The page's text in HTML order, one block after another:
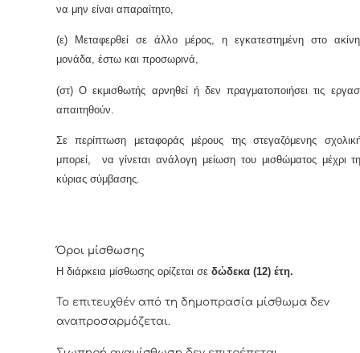
να μην είναι απαραίτητο,
(ε) Μεταφερθεί σε άλλο μέρος, η εγκατεστημένη στο
μονάδα, έστω και προσωρινά,
(στ) Ο εκμισθωτής αρνηθεί ή δεν πραγματοποιήσει τις
απαιτηθούν.
Σε περίπτωση μεταφοράς μέρους της στεγαζόμενης
μπορεί, να γίνεται ανάλογη μείωση του μισθώματος μέχρι
κύριας σύμβασης.
Όροι μίσθωσης
Η διάρκεια μίσθωσης ορίζεται σε δώδεκα (12) έτη.
Το επιτευχθέν από τη δημοπρασία μίσθωμα δεν
αναπροσαρμόζεται.